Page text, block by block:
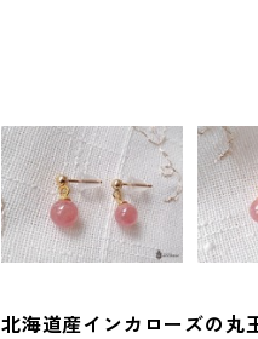
北海道産インカローズの丸